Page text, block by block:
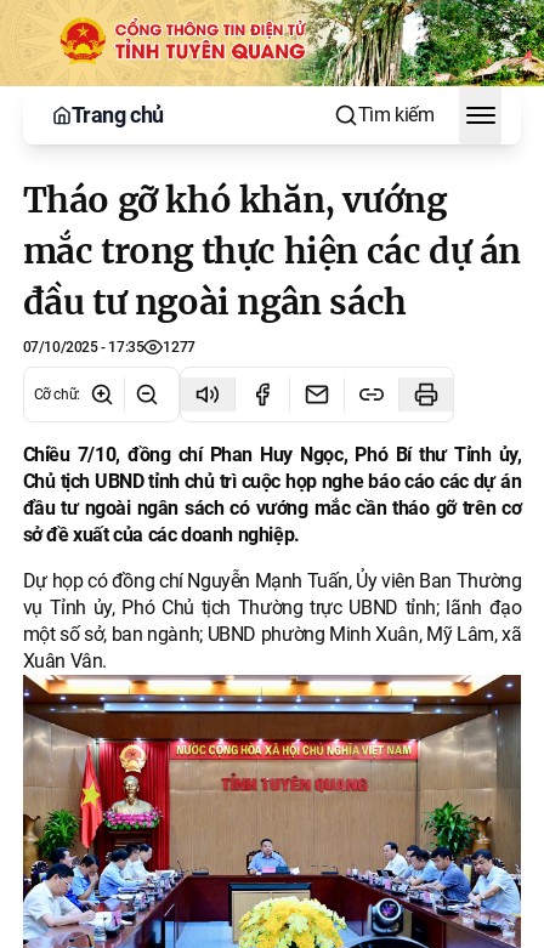
Trang chủ Tìm kiếm
Toggle
Tháo gỡ khó khăn, vướng
mắc trong thực hiện các dự án
đầu tư ngoài ngân sách
07/10/2025 - 17:35 1277
Cỡ chữ:
Chiều 7/10, đồng chí Phan Huy Ngọc, Phó Bí thư Tỉnh ủy,
Chủ tịch UBND tỉnh chủ trì cuộc họp nghe báo cáo các dự án
đầu tư ngoài ngân sách có vướng mắc cần tháo gỡ trên cơ
sở đề xuất của các doanh nghiệp.
Dự họp có đồng chí Nguyễn Mạnh Tuấn, Ủy viên Ban Thường
vụ Tỉnh ủy, Phó Chủ tịch Thường trực UBND tỉnh; lãnh đạo
một số sở, ban ngành; UBND phường Minh Xuân, Mỹ Lâm, xã
Xuân Vân.